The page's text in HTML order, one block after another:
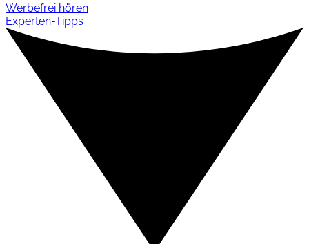
Werbefrei hören
Experten-Tipps